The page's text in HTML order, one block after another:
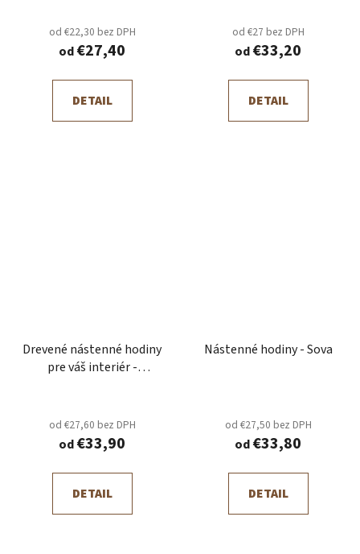
od €22,30 bez DPH
od€27,40
DETAIL
od €27 bez DPH
od€33,20
DETAIL
Drevené nástenné hodiny
pre váš interiér -
od €27,60 bez DPH
od€33,90
DETAIL
Nástenné hodiny - Sova
od €27,50 bez DPH
od€33,80
DETAIL